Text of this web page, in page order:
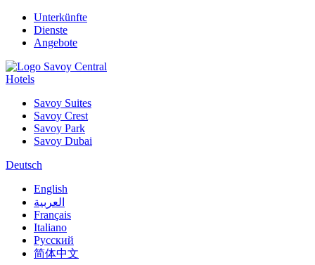
Unterkünfte
Dienste
Angebote
Hotels
Savoy Suites
Savoy Crest
Savoy Park
Savoy Dubai
Deutsch
English
العربية
Français
Italiano
Русский
简体中文